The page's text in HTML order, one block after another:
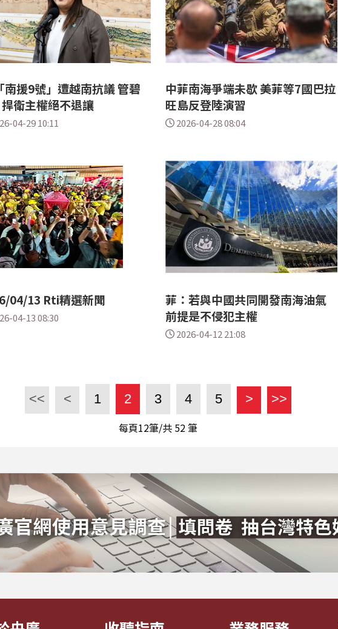
援9號」遭越南抗議 管碧
衛主權絕不退讓
04-29 10:11
中菲南海爭端未歇 美菲等7國巴拉
旺島反登陸演習
2026-04-28 08:04
04/13 Rti精選新聞
04-13 08:30
菲：若與中國共同開發南海油氣
前提是不侵犯主權
2026-04-12 21:08
<< < 1 2 3 4 5 > >>
每頁12筆/共 52筆